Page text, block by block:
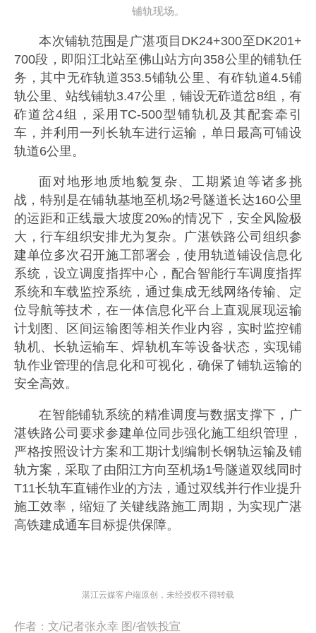
铺轨现场。
本次铺轨范围是广湛项目DK24+300至DK201+
700段，即阳江北站至佛山站方向358公里的铺轨任
务，其中无砟轨道353.5铺轨公里、有砟轨道4.5铺
轨公里、站线铺轨3.47公里，铺设无砟道岔8组，有
砟道岔4组，采用TC-500型铺轨机及其配套牵引
车，并利用一列长轨车进行运输，单日最高可铺设
轨道6公里。
面对地形地质地貌复杂、工期紧迫等诸多挑
战，特别是在铺轨基地至机场2号隧道长达160公里
的运距和正线最大坡度20‰的情况下，安全风险极
大，行车组织安排尤为复杂。广湛铁路公司组织参
建单位多次召开施工部署会，使用轨道铺设信息化
系统，设立调度指挥中心，配合智能行车调度指挥
系统和车载监控系统，通过集成无线网络传输、定
位导航等技术，在一体信息化平台上直观展现运输
计划图、区间运输图等相关作业内容，实时监控铺
轨机、长轨运输车、焊轨机车等设备状态，实现铺
轨作业管理的信息化和可视化，确保了铺轨运输的
安全高效。
在智能铺轨系统的精准调度与数据支撑下，广
湛铁路公司要求参建单位同步强化施工组织管理，
严格按照设计方案和工期计划编制长钢轨运输及铺
轨方案，采取了由阳江方向至机场1号隧道双线同时
T11长轨车直铺作业的方法，通过双线并行作业提升
施工效率，缩短了关键线路施工周期，为实现广湛
高铁建成通车目标提供保障。
湛江云媒客户端原创，未经授权不得转载
作者： 文/记者张永幸 图/省铁投宣